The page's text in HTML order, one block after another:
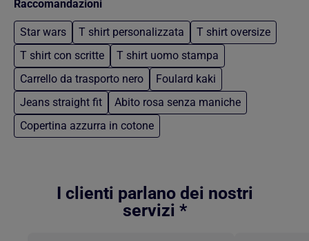
Raccomandazioni
Star wars T shirt personalizzata
T shirt oversize
T shirt con scritte
T shirt uomo stampa
Carrello da trasporto nero
Foulard kaki
Jeans straight fit
Abito rosa senza maniche
Copertina azzurra in cotone
I clienti parlano dei nostri
servizi *